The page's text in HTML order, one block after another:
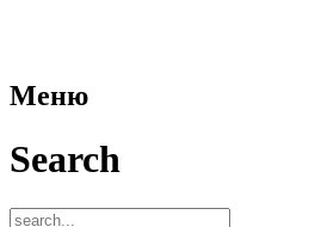
Меню
Search